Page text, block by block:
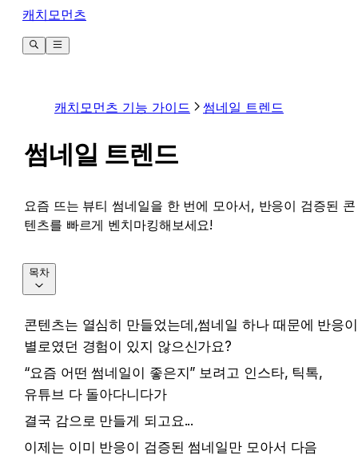
캐치모먼츠
캐치모먼츠 기능 가이드 썸네일 트렌드
썸네일 트렌드
요즘 뜨는 뷰티 썸네일을 한 번에 모아서, 반응이 검증된 콘
텐츠를 빠르게 벤치마킹해보세요!
콘텐츠는 열심히 만들었는데,썸네일 하나 때문에 반응이
별로였던 경험이 있지 않으신가요?
“요즘 어떤 썸네일이 좋은지” 보려고 인스타, 틱톡,
유튜브 다 돌아다니다가
결국 감으로 만들게 되고요...
이제는 이미 반응이 검증된 썸네일만 모아서 다음
목차